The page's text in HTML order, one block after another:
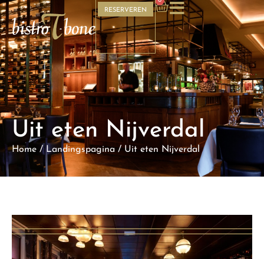
Uit eten Nijverdal
Home / Landingspagina /Uit eten Nijverdal
RESERVEREN